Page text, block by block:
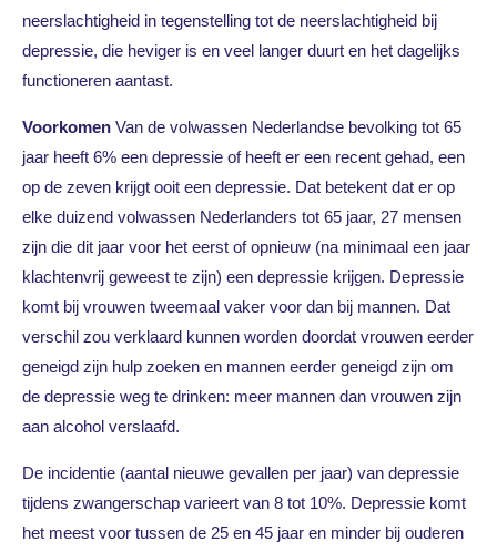
neerslachtigheid in tegenstelling tot de neerslachtigheid bij
depressie, die heviger is en veel langer duurt en het dagelijks
functioneren aantast.
Voorkomen Van de volwassen Nederlandse bevolking tot 65
jaar heeft 6% een depressie of heeft er een recent gehad, een
op de zeven krijgt ooit een depressie. Dat betekent dat er op
elke duizend volwassen Nederlanders tot 65 jaar, 27 mensen
zijn die dit jaar voor het eerst of opnieuw (na minimaal een jaar
klachtenvrij geweest te zijn) een depressie krijgen. Depressie
komt bij vrouwen tweemaal vaker voor dan bij mannen. Dat
verschil zou verklaard kunnen worden doordat vrouwen eerder
geneigd zijn hulp zoeken en mannen eerder geneigd zijn om
de depressie weg te drinken: meer mannen dan vrouwen zijn
aan alcohol verslaafd.
De incidentie (aantal nieuwe gevallen per jaar) van depressie
tijdens zwangerschap varieert van 8 tot 10%. Depressie komt
het meest voor tussen de 25 en 45 jaar en minder bij ouderen